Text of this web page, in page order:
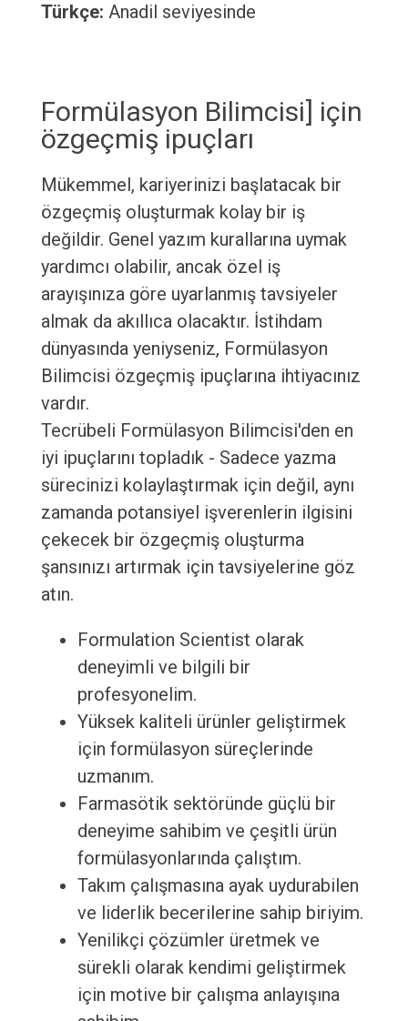
Türkçe: Anadil seviyesinde
Formülasyon Bilimcisi] için
özgeçmiş ipuçları
Mükemmel, kariyerinizi başlatacak bir
özgeçmiş oluşturmak kolay bir iş
değildir. Genel yazım kurallarına uymak
yardımcı olabilir, ancak özel iş
arayışınıza göre uyarlanmış tavsiyeler
almak da akıllıca olacaktır. İstihdam
dünyasında yeniyseniz, Formülasyon
Bilimcisi özgeçmiş ipuçlarına ihtiyacınız
vardır.
Tecrübeli Formülasyon Bilimcisi'den en
iyi ipuçlarını topladık - Sadece yazma
sürecinizi kolaylaştırmak için değil, aynı
zamanda potansiyel işverenlerin ilgisini
çekecek bir özgeçmiş oluşturma
şansınızı artırmak için tavsiyelerine göz
atın.
Formulation Scientist olarak
deneyimli ve bilgili bir
profesyonelim.
Yüksek kaliteli ürünler geliştirmek
için formülasyon süreçlerinde
uzmanım.
Farmasötik sektöründe güçlü bir
deneyime sahibim ve çeşitli ürün
formülasyonlarında çalıştım.
Takım çalışmasına ayak uydurabilen
ve liderlik becerilerine sahip biriyim.
Yenilikçi çözümler üretmek ve
sürekli olarak kendimi geliştirmek
için motive bir çalışma anlayışına